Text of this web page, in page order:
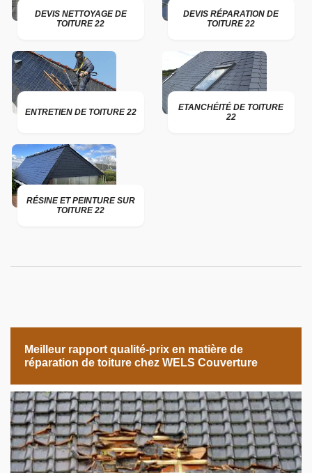
DEVIS NETTOYAGE DE
TOITURE 22
DEVIS RÉPARATION DE
TOITURE 22
ENTRETIEN DE TOITURE 22
ETANCHÉITÉ DE TOITURE
22
RÉSINE ET PEINTURE SUR
TOITURE 22
Meilleur rapport qualité-prix en matière de
réparation de toiture chez WELS Couverture